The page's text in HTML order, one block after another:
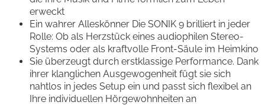
erweckt
Ein wahrer Alleskönner Die SONIK 9 brilliert in jeder
Rolle: Ob als Herzstück eines audiophilen Stereo-
Systems oder als kraftvolle Front-Säule im Heimkino
Sie überzeugt durch erstklassige Performance. Dank
ihrer klanglichen Ausgewogenheit fügt sie sich
nahtlos in jedes Setup ein und passt sich flexibel an
Ihre individuellen Hörgewohnheiten an